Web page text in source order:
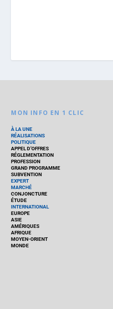
MON INFO EN 1 CLIC
À LA UNE
RÉALISATIONS
POLITIQUE
APPEL D’OFFRES
RÉGLEMENTATION
PROFESSION
GRAND PROGRAMME
SUBVENTION
EXPERT
MARCHÉ
CONJONCTURE
ÉTUDE
INTERNATIONAL
EUROPE
ASIE
AMÉRIQUES
AFRIQUE
MOYEN-ORIENT
MONDE